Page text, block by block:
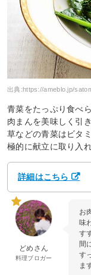
出典:https://ameblo.jp/
青菜をたっぷり食べ
肉まんを美味しく引
草などの青菜はビタ
極的に献立に取り入
詳細はこちら
どめさん
料理ブロガー
お
味
す
間
す
ま